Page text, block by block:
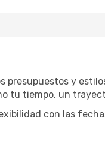
presupuestos y
tu tiempo, un
con las